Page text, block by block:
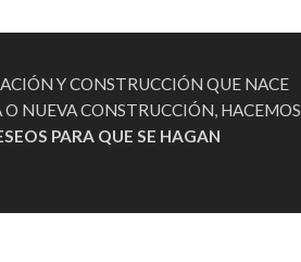
Y CONSTRUCCIÓN QUE NACE
NUEVA CONSTRUCCIÓN, HACEMOS
PARA QUE SE HAGAN